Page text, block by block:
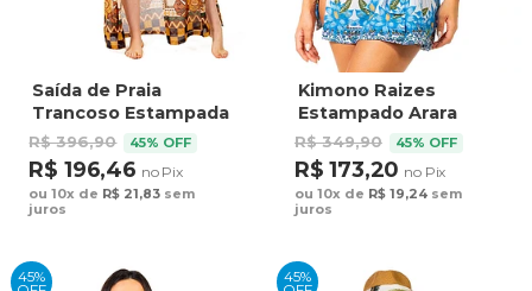
Saída de Praia
Trancoso Estampada
Tucano Barra Noite
Fundo Azul
R$ 396,90 45% OFF
R$ 196,46 no Pix
ou 10x de R$ 21,83 sem
juros
Kimono Raizes
Estampado Arara
Bordado Barra Fundo
Azul
R$ 349,90 45% OFF
R$ 173,20 no Pix
ou 10x de R$ 19,24sem
juros
45% 45%